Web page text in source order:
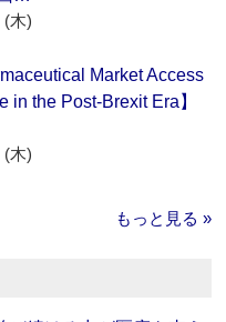
(木)
Market Access
in the Post-Brexit Era】
(木)
もっと見る »